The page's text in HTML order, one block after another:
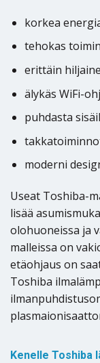
korkea
tehokas
erittäin
älykäs WiFi-
puhdasta
moderni
Useat Toshiba-
lisää
olohuoneissa ja
malleissa on
etäohjaus on
Toshiba
Kenelle Toshiba